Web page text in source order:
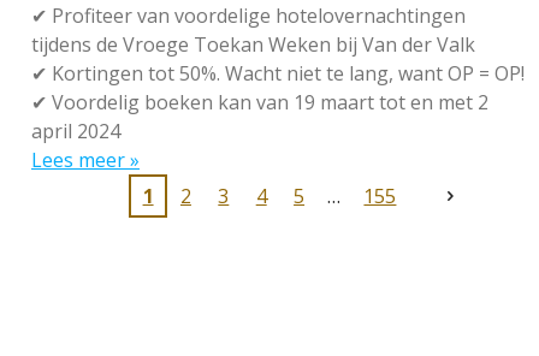
✔ Profiteer van voordelige hotelovernachtingen
tijdens de Vroege Toekan Weken bij Van der Valk
✔ Kortingen tot 50%. Wacht niet te lang, want OP = OP!
✔ Voordelig boeken kan van 19 maart tot en met 2
april 2024
Lees meer »
1
2 3 4 5 155